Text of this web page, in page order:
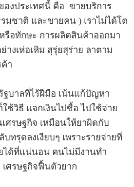
องประเทศนี้ คือ ขายบริการ
มชาติ และขายคน ) เราไม่ได้โต
รือทักษะ การผลิตสินค้าออกมา
างเห่อเหิม สุรุ่ยสุร่าย ลาตาม
า
ฐบาลที่ไร้ฝีมือ เน้นแก้ปัญหา
ช้วิธี แจกเงินไปซื้อ ไปใช้จ่าย
ศรษฐกิจ เหมือนให้ยาผิดกับ
รุดลงเงียบๆ เพราะรายจ่ายที่
ได้ที่แน่นอน คนไม่มีงานทำ
ศรษฐกิจฟื้นตัวยาก